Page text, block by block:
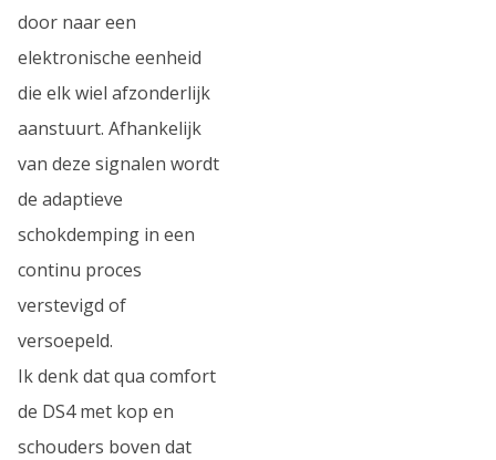
door naar een
elektronische eenheid
die elk wiel afzonderlijk
aanstuurt. Afhankelijk
van deze signalen wordt
de adaptieve
schokdemping in een
continu proces
verstevigd of
versoepeld.
Ik denk dat qua comfort
de DS4 met kop en
schouders boven dat